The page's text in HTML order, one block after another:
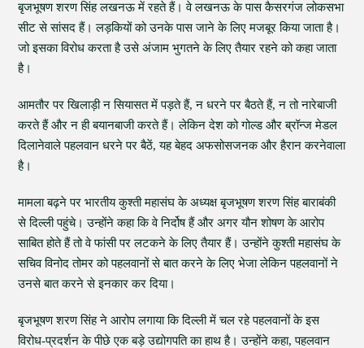
बृजभूषण शरण सिंह लखनऊ में रहते हैं। वे लखनऊ के पास कैसरगंज लोकसभा
सीट से सांसद हैं। लड़कियों को उनके पास जाने के लिए मजबूर किया जाता है।
जो इसका विरोध करता है उसे अंजाम भुगतने के लिए तैयार रहने को कहा जाता
है।
आमतौर पर खिलाड़ी न सियासत में पड़ते हैं, न धरने पर बैठते हैं, न तो नारेबाजी
करते हैं और न ही बयानबाजी करते हैं। लेकिन देश को गोल्ड और ब्रॉन्ज मेडल
दिलानेवाले पहलवान धरने पर बैठें, यह बेहद अफसोसजनक और हैरान करनेवाला
है।
मामला बढ़ने पर भारतीय कुश्ती महासंघ के अध्यक्ष बृजभूषण शरण सिंह बाराबंकी
से दिल्ली पहुंचे। उन्होंने कहा कि वे निर्दोष हैं और अगर यौन शोषण के आरोप
साबित होते हैं तो वे फांसी पर लटकने के लिए तैयार हैं। उन्होंने कुश्ती महासंघ के
सचिव विनोद तोमर को पहलवानों से बात करने के लिए भेजा लेकिन पहलवानों ने
उनसे बात करने से इनकार कर दिया।
बृजभूषण शरण सिंह ने आरोप लगाया कि दिल्ली में चल रहे पहलवानों के इस
विरोध-प्रदर्शन के पीछे एक बड़े उद्योगपति का हाथ है। उन्होंने कहा, पहलवान